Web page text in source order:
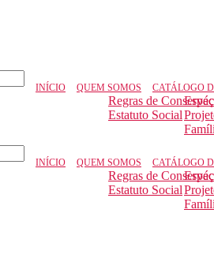
INÍCIO QUEM SOMOS
Regras de
Estatuto Social
CATÁLOGO
INÍCIO QUEM SOMOS
Regras de
Estatuto Social
CATÁLOGO